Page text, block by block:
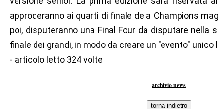
approderanno ai quarti di finale dela Champions
poi, disputeranno una Final Four da disputare
finale dei grandi, in modo da creare un "evento"
- articolo letto 324 volte
archivio news